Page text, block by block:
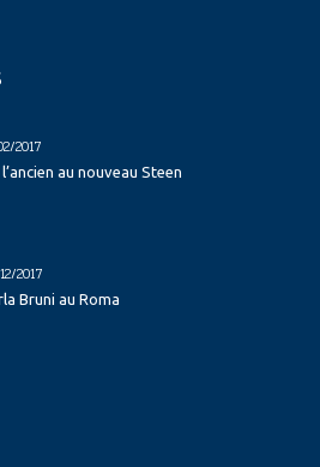
2017
l’ancien au nouveau Steen
2017
Bruni au Roma